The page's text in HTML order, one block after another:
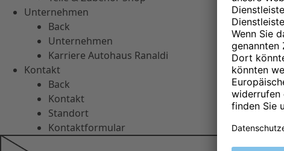
Unternehmen
Back
Unternehmen
Karriere Autohaus Ranaldi
Kontakt
Back
Kontakt
Standort
Kontaktformular